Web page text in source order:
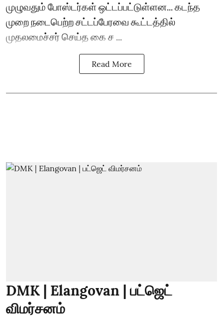
முழுவதும் போஸ்டர்கள் ஒட்டப்பட்டுள்ளன... கடந்த
முறை நடைபெற்ற சட்டப்பேரவை கூட்டத்தில்
முதலமைச்சர் செய்த கை ச ...
Read More
DMK | Elangovan | பட்ஜெட்
விமர்சனம்